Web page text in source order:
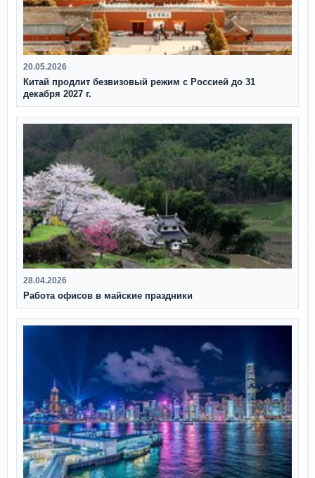
20.05.2026
Китай продлит безвизовый режим с Россией до 31
декабря 2027 г.
28.04.2026
Работа офисов в майские праздники